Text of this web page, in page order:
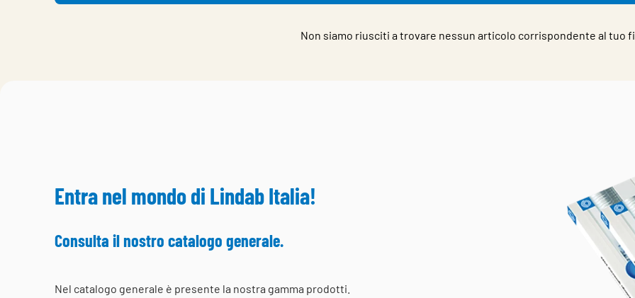
Non siamo riusciti a trovare nessun articolo corrispondente al tuo
Entra nel mondo di Lindab Italia!
Consulta il nostro catalogo generale.
Nel catalogo generale è presente la nostra gamma prodotti.